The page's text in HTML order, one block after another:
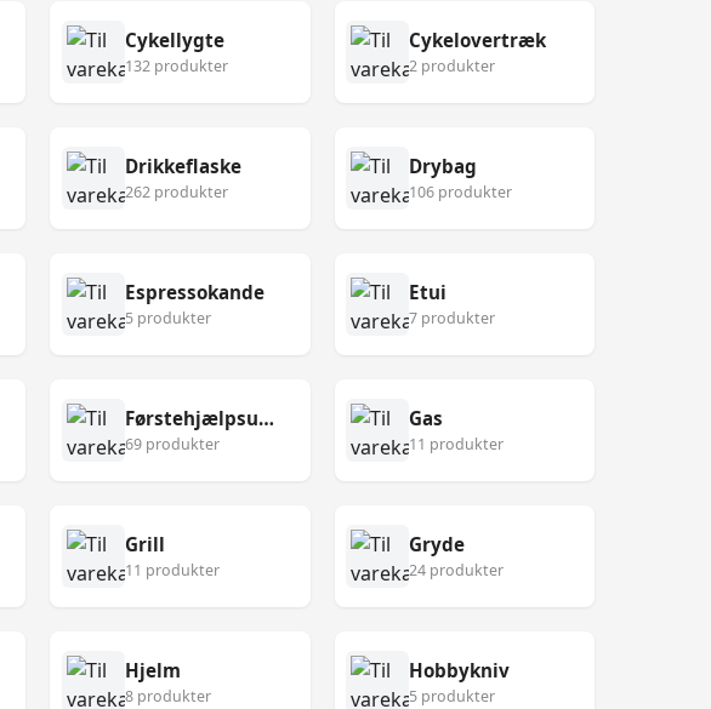
Cykellygte
132 produkter
Cykelovertræk
2 produkter
Drikkeflaske
262 produkter
Drybag
106 produkter
Espressokande
5 produkter
Etui
7 produkter
Førstehjælpsudstyr
69 produkter
Gas
11 produkter
Grill
11 produkter
Gryde
24 produkter
Hjelm
8 produkter
Hobbykniv
5 produkter